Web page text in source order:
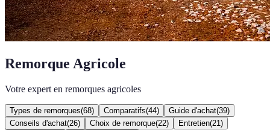
Remorque Agricole
Votre expert en remorques agricoles
Types de remorques(68) Comparatifs(44) Guide d'achat(39)
Conseils d'achat(26) Choix de remorque(22) Entretien(21 )